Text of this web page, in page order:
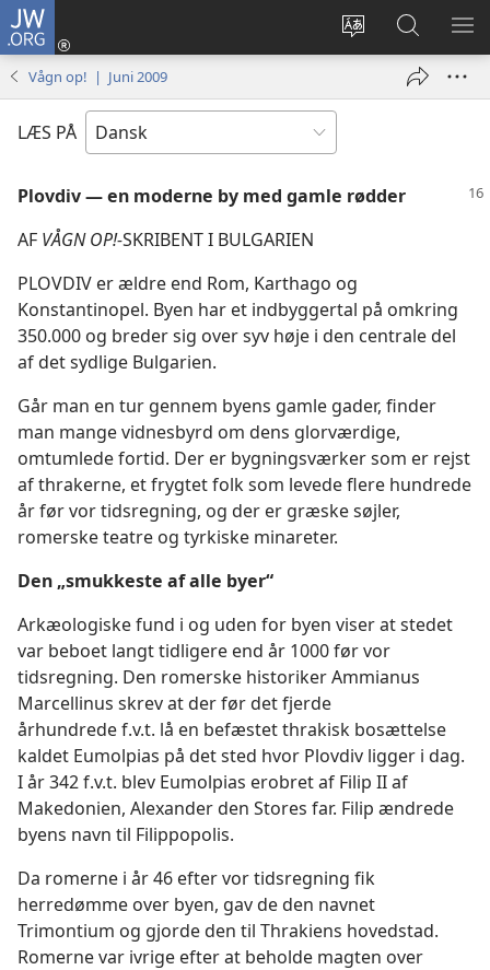
JW.ORG
Vælg
Log
på
vindue)
Søg
på
JW.ORG
VIS
Vågn op! | Juni 2009
LÆS PÅ
Plovdiv — en moderne by med gamle rødder
AF VÅGN OP!-​SKRIBENT I BULGARIEN
PLOVDIV er ældre end Rom, Karthago og
Konstantinopel. Byen har et indbyggertal på omkring
350.000 og breder sig over syv høje i den centrale del
af det sydlige Bulgarien.
Går man en tur gennem byens gamle gader, finder
man mange vidnesbyrd om dens glorværdige,
omtumlede fortid. Der er bygningsværker som er rejst
af thrakerne, et frygtet folk som levede flere hundrede
år før vor tidsregning, og der er græske søjler,
romerske teatre og tyrkiske minareter.
Den „smukkeste af alle byer“
Arkæologiske fund i og uden for byen viser at stedet
var beboet langt tidligere end år 1000 før vor
tidsregning. Den romerske historiker Ammianus
Marcellinus skrev at der før det fjerde
århundrede f.v.t. lå en befæstet thrakisk bosættelse
kaldet Eumolpias på det sted hvor Plovdiv ligger i dag.
I år 342 f.v.t. blev Eumolpias erobret af Filip II af
Makedonien, Alexander den Stores far. Filip ændrede
byens navn til Filippopolis.
Da romerne i år 46 efter vor tidsregning fik
herredømme over byen, gav de den navnet
Trimontium og gjorde den til Thrakiens hovedstad.
Romerne var ivrige efter at beholde magten over